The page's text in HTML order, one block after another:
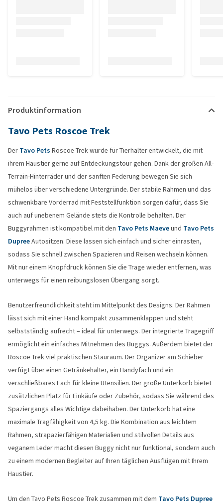
Produktinformation
Tavo Pets Roscoe Trek
Der Tavo Pets Roscoe Trek wurde für Tierhalter entwickelt, die mit
ihrem Haustier gerne auf Entdeckungstour gehen. Dank der großen All-
Terrain-Hinterräder und der sanften Federung bewegen Sie sich
mühelos über verschiedene Untergründe. Der stabile Rahmen und das
schwenkbare Vorderrad mit Feststellfunktion sorgen dafür, dass Sie
auch auf unebenem Gelände stets die Kontrolle behalten. Der
Buggyrahmen ist kompatibel mit den Tavo Pets Maeveund Tavo Pets
DupreeAutositzen. Diese lassen sich einfach und sicher einrasten,
sodass Sie schnell zwischen Spazieren und Reisen wechseln können.
Mit nur einem Knopfdruck können Sie die Trage wieder entfernen, was
unterwegs für einen reibungslosen Übergang sorgt.
Benutzerfreundlichkeit steht im Mittelpunkt des Designs. Der Rahmen
lässt sich mit einer Hand kompakt zusammenklappen und steht
selbstständig aufrecht – ideal für unterwegs. Der integrierte Tragegriff
ermöglicht ein einfaches Mitnehmen des Buggys. Außerdem bietet der
Roscoe Trek viel praktischen Stauraum. Der Organizer am Schieber
verfügt über einen Getränkehalter, ein Handyfach und ein
verschließbares Fach für kleine Utensilien. Der große Unterkorb bietet
zusätzlichen Platz für Einkäufe oder Zubehör, sodass Sie während des
Spaziergangs alles Wichtige dabeihaben. Der Unterkorb hat eine
maximale Tragfähigkeit von 4,5 kg. Die Kombination aus leichtem
Rahmen, strapazierfähigen Materialien und stilvollen Details aus
veganem Leder macht diesen Buggy nicht nur funktional, sondern auch
zu einem modernen Begleiter auf Ihren täglichen Ausflügen mit Ihrem
Haustier.
Um den Tavo Pets Roscoe Trek zusammen mit dem Tavo Pets Dupree